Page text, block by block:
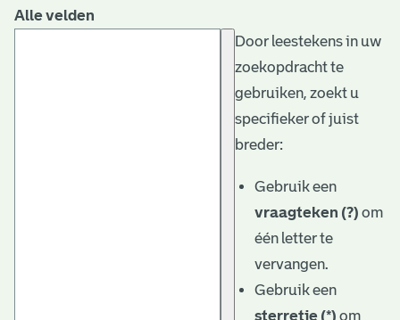
Alle velden
Door leestekens in uw
zoekopdracht te
gebruiken, zoekt u
specifieker of juist
breder:
Gebruik een
vraagteken (?) om
één letter te
vervangen.
Gebruik een
sterretje (*) om